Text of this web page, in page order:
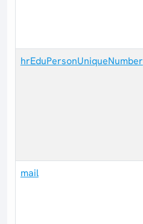
hrEduPersonUniqueNumber
mail